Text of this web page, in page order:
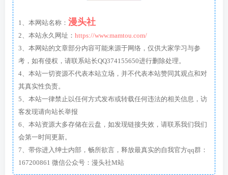
1、本网站名称： 漫头社
2、本站永久网址： https://www.mamtou.com/
3、本网站的文章部分内容可能来源于网络，仅供大家学习与参
考，如有侵权，请联系站长QQ374155650进行删除处理。
4、本站一切资源不代表本站立场，并不代表本站赞同其观点和对
其真实性负责。
5、本站一律禁止以任何方式发布或转载任何违法的相关信息，访
客发现请向站长举报
6、本站资源大多存储在云盘，如发现链接失效，请联系我们我们
会第一时间更新。
7、带你进入绅士内部，畅所欲言，释放最真实的自我官方qq群：
167200861 微信公众号：漫头社M站